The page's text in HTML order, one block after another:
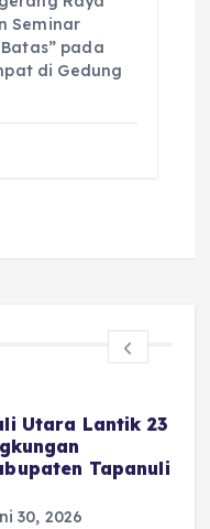
Seminar
pada
di Gedung
Utara Lantik 23
Tapanuli
30, 2026